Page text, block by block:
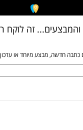
זה לוקח
כתבה חדשה, מבצע מיוחד או